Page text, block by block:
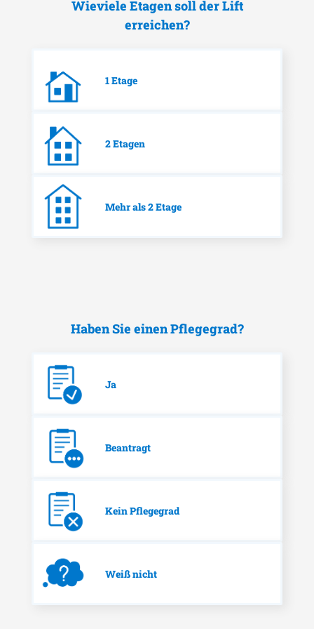
Wieviele Etagen soll der Lift
erreichen?
1 Etage
2 Etagen
Mehr als 2 Etage
Haben Sie einen Pflegegrad?
Ja
Beantragt
Kein Pflegegrad
Weiß nicht